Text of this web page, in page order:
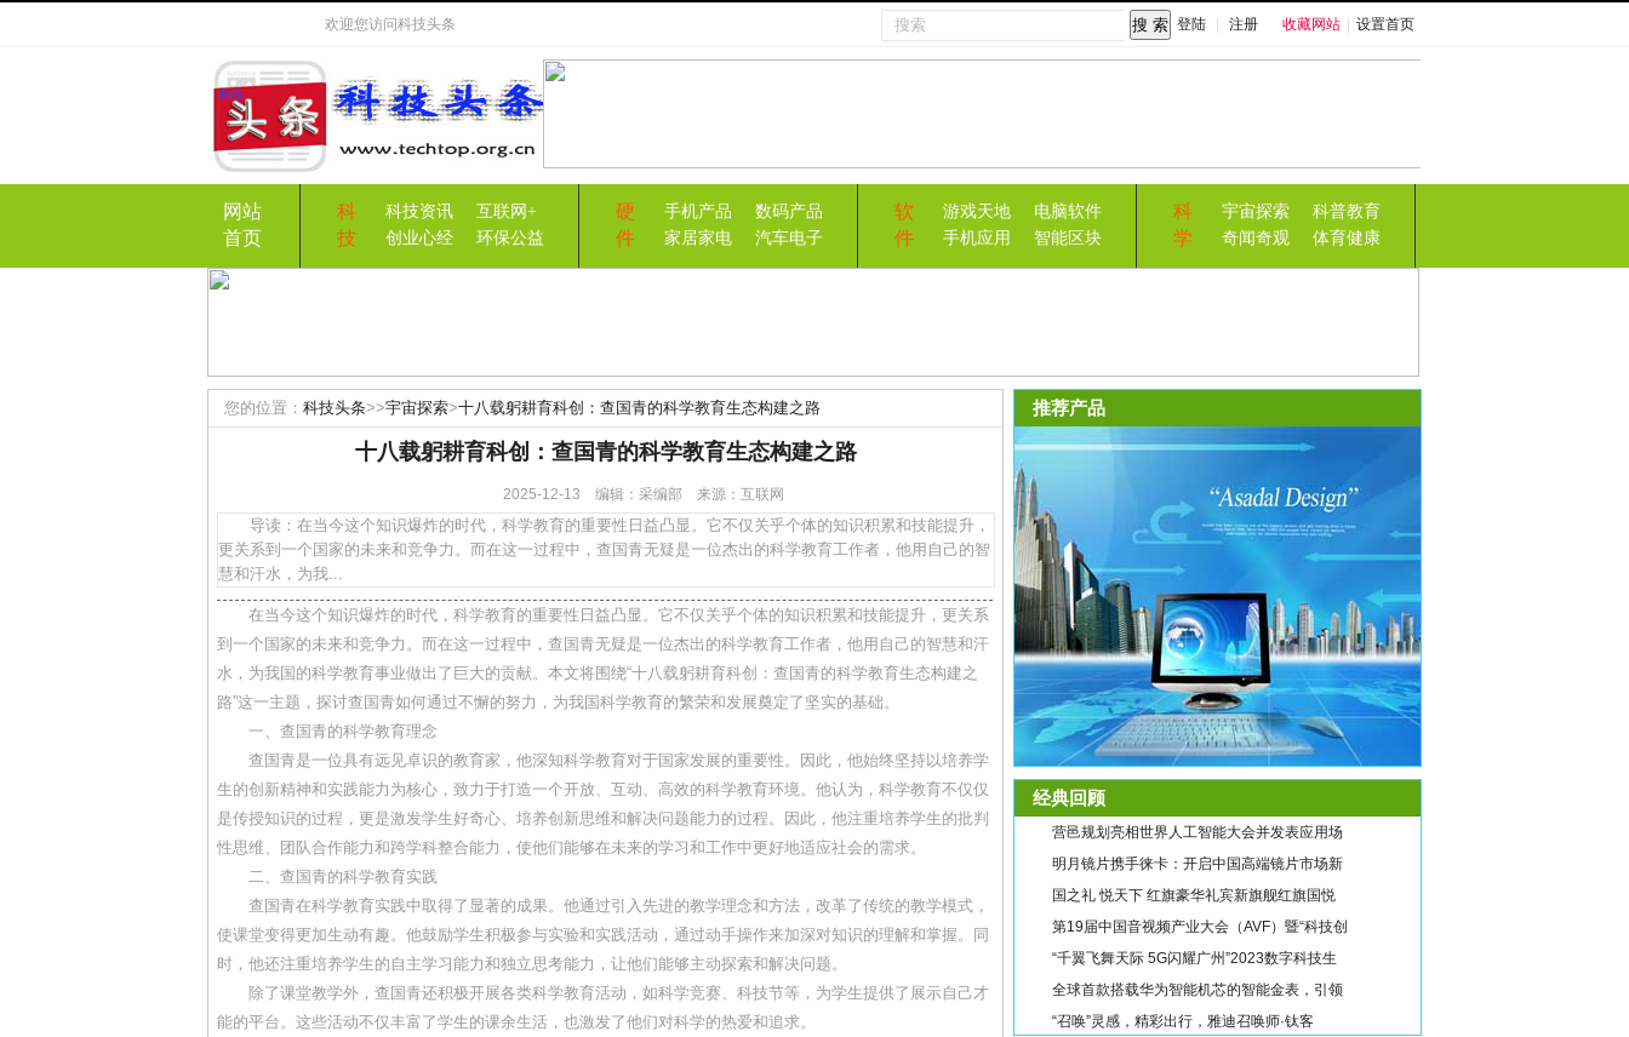
欢迎您访问科技头条 收藏网站 设置首页
登陆 注册
网站
首页
科
技
科技资讯
互联网+
创业心经
环保公益
硬
件
手机产品
数码产品
家居家电
汽车电子
软
件
游戏天地
电脑软件
手机应用
智能区块
科
学
宇宙探索
科普教育
奇闻奇观
体育健康
您的位置： 科技头条>>宇宙探索>十八载躬耕育科创：查国青的科学教育生态构建之路
十八载躬耕育科创：查国青的科学教育生态构建之路
2025-12-13 编辑：采编部 来源：互联网
导读：在当今这个知识爆炸的时代，科学教育的重要性日益凸显。它不仅关乎个体的知识积累和技能提升，
更关系到一个国家的未来和竞争力。而在这一过程中，查国青无疑是一位杰出的科学教育工作者，他用自己的智
慧和汗水，为我...
在当今这个知识爆炸的时代，科学教育的重要性日益凸显。它不仅关乎个体的知识积累和技能提升，更关系
到一个国家的未来和竞争力。而在这一过程中，查国青无疑是一位杰出的科学教育工作者，他用自己的智慧和汗
水，为我国的科学教育事业做出了巨大的贡献。本文将围绕“十八载躬耕育科创：查国青的科学教育生态构建之
路”这一主题，探讨查国青如何通过不懈的努力，为我国科学教育的繁荣和发展奠定了坚实的基础。
一、查国青的科学教育理念
查国青是一位具有远见卓识的教育家，他深知科学教育对于国家发展的重要性。因此，他始终坚持以培养学
生的创新精神和实践能力为核心，致力于打造一个开放、互动、高效的科学教育环境。他认为，科学教育不仅仅
是传授知识的过程，更是激发学生好奇心、培养创新思维和解决问题能力的过程。因此，他注重培养学生的批判
性思维、团队合作能力和跨学科整合能力，使他们能够在未来的学习和工作中更好地适应社会的需求。
二、查国青的科学教育实践
查国青在科学教育实践中取得了显著的成果。他通过引入先进的教学理念和方法，改革了传统的教学模式，
使课堂变得更加生动有趣。他鼓励学生积极参与实验和实践活动，通过动手操作来加深对知识的理解和掌握。同
时，他还注重培养学生的自主学习能力和独立思考能力，让他们能够主动探索和解决问题。
除了课堂教学外，查国青还积极开展各类科学教育活动，如科学竞赛、科技节等，为学生提供了展示自己才
能的平台。这些活动不仅丰富了学生的课余生活，也激发了他们对科学的热爱和追求。
推荐产品
经典回顾
营邑规划亮相世界人工智能大会并发表应用场
明月镜片携手徕卡：开启中国高端镜片市场新
国之礼 悦天下 红旗豪华礼宾新旗舰红旗国悦
第19届中国音视频产业大会（AVF）暨“科技创
“千翼飞舞天际 5G闪耀广州”2023数字科技生
全球首款搭载华为智能机芯的智能金表，引领
“召唤”灵感，精彩出行，雅迪召唤师·钛客